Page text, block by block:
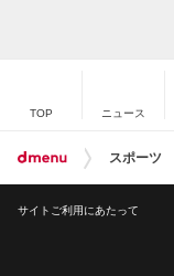
TOP ニュース
スポーツ
サイトご利用にあたって